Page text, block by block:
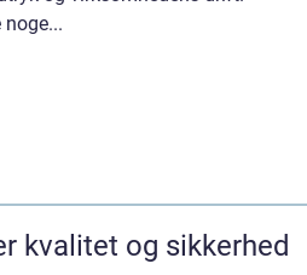
kvalitet og sikkerhed